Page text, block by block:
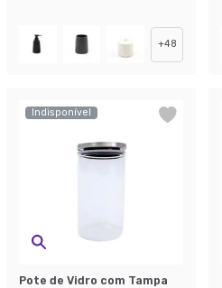
+48
Indisponível
Pote de Vidro com Tampa